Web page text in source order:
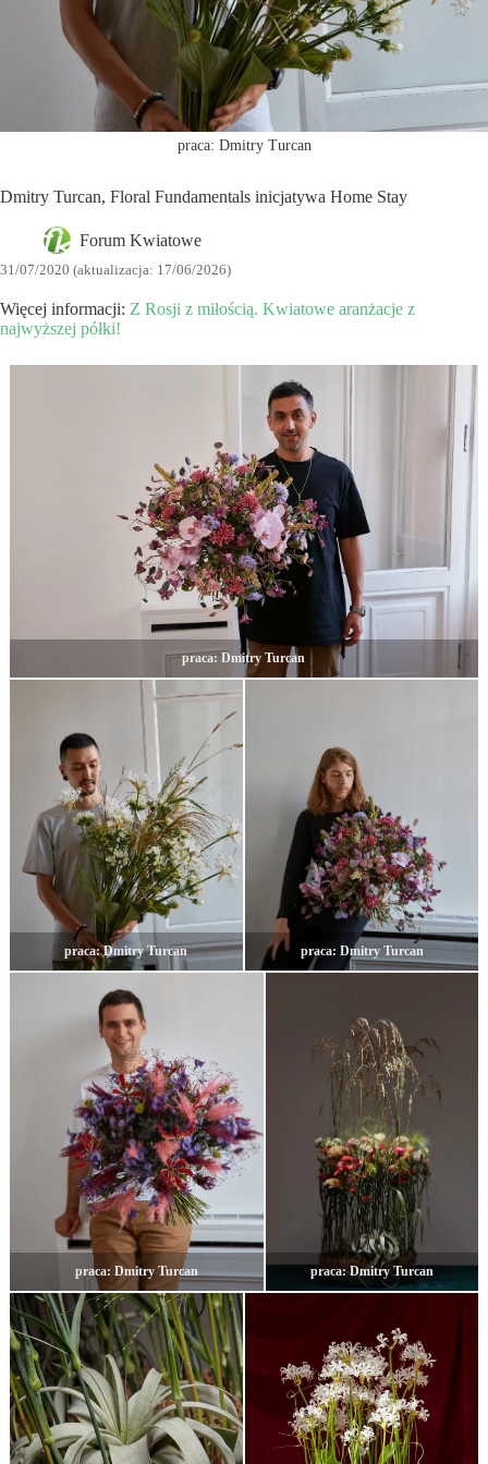
praca: Dmitry Turcan
Dmitry Turcan, Floral Fundamentals inicjatywa Home Stay
Forum Kwiatowe
31/07/2020 (aktualizacja: 17/06/2026)
Więcej informacji: Z Rosji z miłością. Kwiatowe aranżacje z
najwyższej półki!
praca: Dmitry Turcan
praca: Dmitry Turcan praca: Dmitry Turcan
praca: Dmitry Turcan praca: Dmitry Turcan